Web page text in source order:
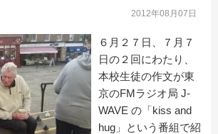
2012年08月07日
６月２７日、７月７
日の２回にわたり、
本校生徒の作文が東
京のFMラジオ局 J-
WAVE の「kiss and
hug」という番組で紹